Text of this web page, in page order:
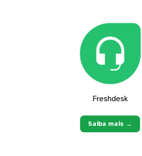
Freshdesk
Saiba mais →